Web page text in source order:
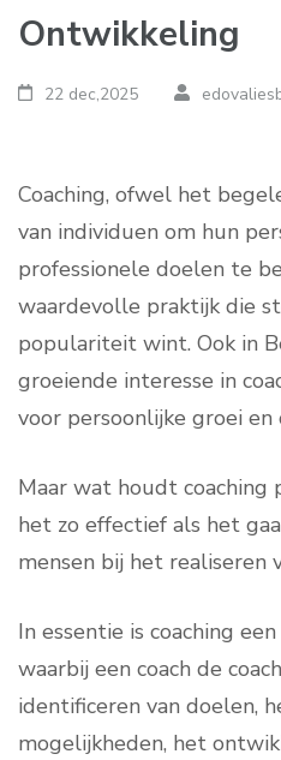
Ontwikkeling
22 dec,2025
Coaching, ofwel het
van individuen om hun
professionele doelen te
waardevolle praktijk die
populariteit wint. Ook in
groeiende interesse in
voor persoonlijke groei
Maar wat houdt coaching
het zo effectief als het
mensen bij het realiseren
In essentie is coaching
waarbij een coach de
identificeren van doelen,
mogelijkheden, het